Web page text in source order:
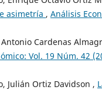
asimetría , Análisis
Cardenas
Vol. 19 Núm. 42
Julián Ortiz Davidson ,